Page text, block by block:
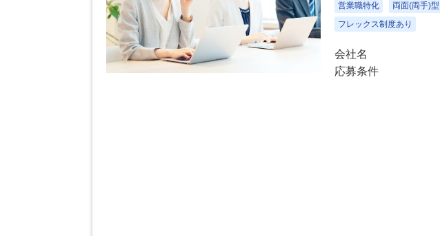
営業職特化 両面(両手)
フレックス制度あり
会社名
応募条件